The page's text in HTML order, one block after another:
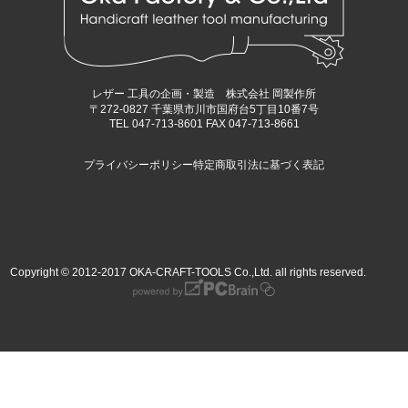
レザー 工具の企画・製造 株式会社 岡製作所
〒272-0827 千葉県市川市国府台5丁目10番7号
TEL 047-713-8601 FAX 047-713-8661
プライバシーポリシー特定商取引法に基づく表記
Copyright © 2012-2017 OKA-CRAFT-TOOLS Co.,Ltd. all rights reserved.